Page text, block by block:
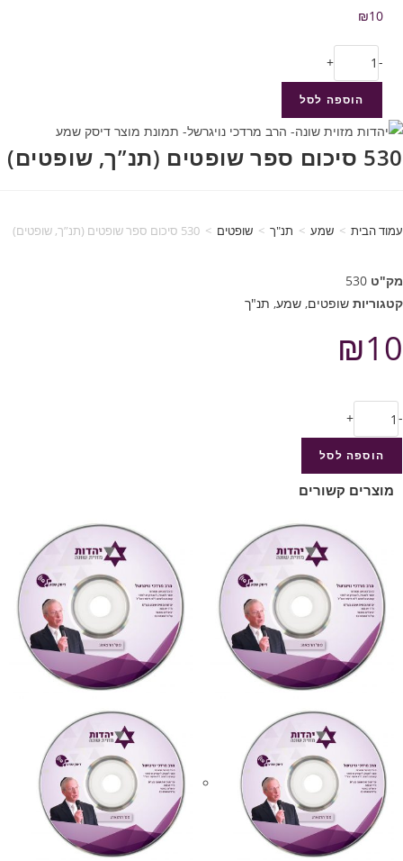
₪10
-
+
הוספה לסל
530 סיכום ספר שופטים (תנ”ך, שופטים)
עמוד הבית > שמע > תנ"ך > שופטים > 530 סיכום ספר שופטים (תנ”ך, שופטים)
מק"ט 530
קטגוריות שופטים, שמע, תנ"ך
₪10
-
+
הוספה לסל
מוצרים קשורים